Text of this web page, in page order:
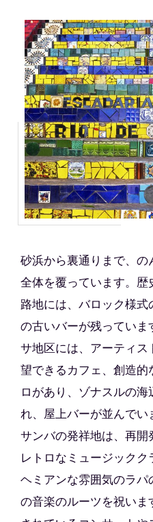
砂浜から裏通りまで、
全体を覆っています。
路地には、バロック様
の古いバーが残ってい
サ地区には、アーティ
望できるカフェ、創造的
ロがあり、ゾナスルの
れ、屋上バーが並んでい
サンバの発祥地は、再
レトロなミュージック
ヘミアンな雰囲気のラ
の音楽のルーツを祝い